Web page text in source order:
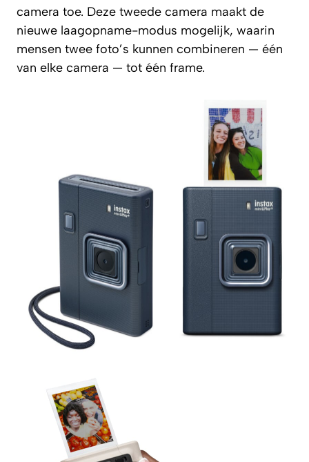
camera toe. Deze tweede camera maakt de
nieuwe laagopname-modus mogelijk, waarin
mensen twee foto’s kunnen combineren — één
van elke camera — tot één frame.